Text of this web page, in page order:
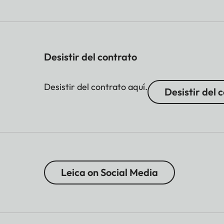
Desistir del contrato
Desistir del contrato aquí. Desistir del
Leica on Social Media